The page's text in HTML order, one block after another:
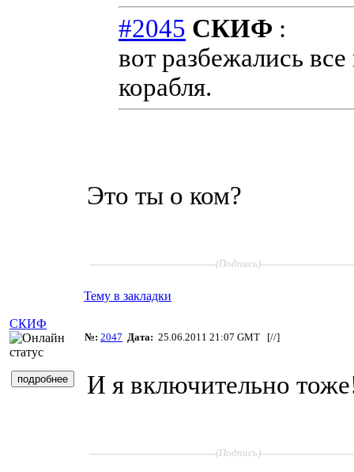
#2045 СКИФ :
вот разбежались
корабля.
Это ты о ком?
(Подпись)
Тему в закладки
СКИФ
№: 2047 Дата: 25.06.2011 21:07 GMT [//]
И я включительно
(Подпись)